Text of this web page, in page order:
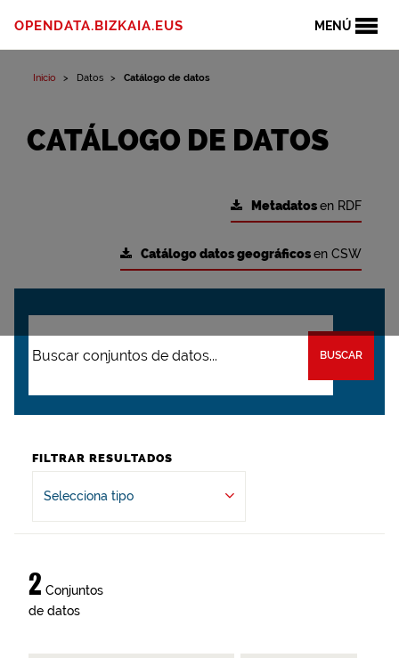
MENÚ
OPENDATA.BIZKAIA.EUS
Inicio Datos Catálogo de datos
CATÁLOGO DE DATOS
Metadatosen RDF
Catálogo datos geográficosen CSW
BUSCAR
FILTRAR RESULTADOS
Selecciona tipo
2 Conjuntos
de datos